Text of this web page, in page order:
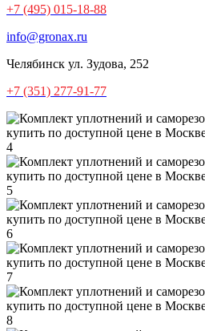
+7 (495) 015-18-88
info@gronax.ru
Челябинск ул. Зудова, 252
+7 (351) 277-91-77